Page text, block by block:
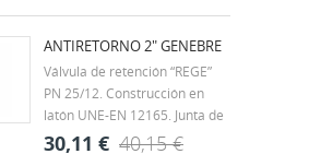
roscados según ISO 7/1 H-H.
Rango de temperatura -20ºC a
60ºC. Mando palanca de
acero con recubrimiento
DACROMET,...
ANTIRETORNO 2" GENEBRE
Válvula de retención “REGE”
PN 25/12. Construcción en
latón UNE-EN 12165. Junta de
clapeta vulcanizada de NBR.
30,11 € 40,15 €